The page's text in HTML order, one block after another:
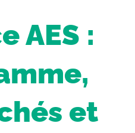
AES :
et